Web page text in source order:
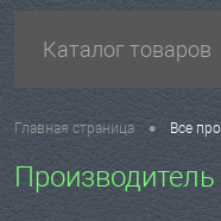
Каталог товаров
Главная страница • Все